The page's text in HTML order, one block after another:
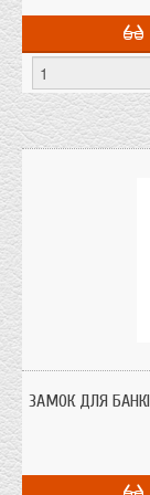
виробник: Фінляндія
ЗАМОК ДЛЯ